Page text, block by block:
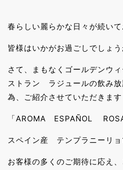
春らしい麗らかな日々が続い
皆様はいかがお過ごしでしょう
さて、まもなくゴールデンウ
ストラン ラジュールの飲み放
為、ご紹介させていただきます
「AROMA ESPAÑOL
スペイン産 テンプラニーリ
お客様の多くのご期待に応え